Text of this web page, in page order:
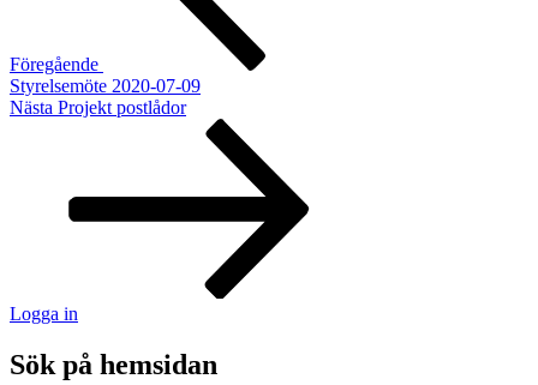
Föregående
Styrelsemöte 2020-07-09
Nästa
Nästa Projekt postlådor
Logga in
Sök på hemsidan